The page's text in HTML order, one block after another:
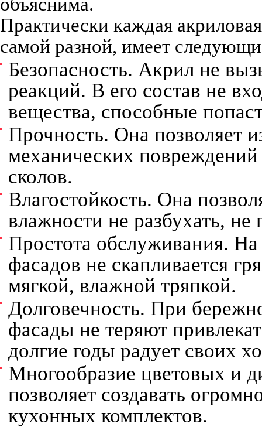
Практически каждая
самой разной, имеет
Безопасность. Акрил не
реакций. В его состав не
вещества, способные
Прочность. Она позволяет
механических
сколов.
Влагостойкость. Она
влажности не разбухать,
Простота обслуживания. На
фасадов не скапливается
мягкой, влажной тряпкой.
Долговечность. При
фасады не теряют
долгие годы радует своих
Многообразие цветовых и
позволяет создавать
кухонных комплектов.